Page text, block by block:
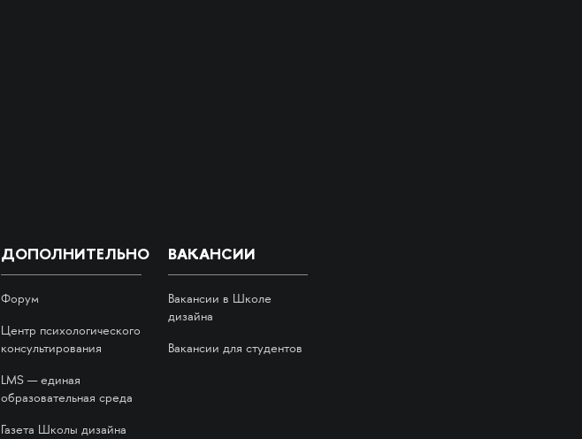
ДОПОЛНИТЕЛЬНО
Форум
Центр психологического
консультирования
LMS — единая
образовательная среда
Газета Школы дизайна
ВАКАНСИИ
Вакансии в Школе
дизайна
Вакансии для студентов